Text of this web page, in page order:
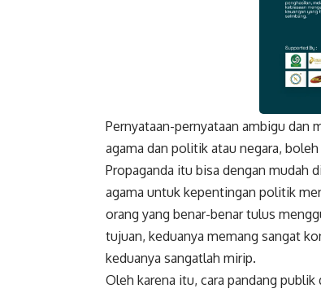
Pernyataan-pernyataan ambigu dan
agama dan politik atau negara,
Propaganda itu bisa dengan mudah
agama untuk kepentingan politik
orang yang benar-benar tulus
tujuan, keduanya memang sangat
keduanya sangatlah mirip.
Oleh karena itu, cara pandang